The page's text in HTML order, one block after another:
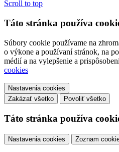
Scroll to top
Táto stránka používa
Súbory cookie používame na
o výkone a používaní stránok, na
médií a na vylepšenie a
cookies
Nastavenia cookies
Zakázať všetko
Povoliť všetko
Táto stránka používa
Nastavenia cookies Zoznam